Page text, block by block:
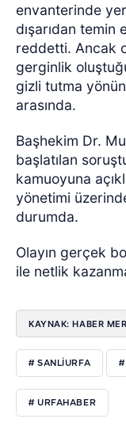
envanterinde yer
dışarıdan
reddetti. Ancak
gerginlik
gizli tutma
arasında.
Başhekim Dr.
başlatılan
kamuoyuna
yönetimi
durumda.
Olayın gerçek
ile netlik
KAYNAK: HABER
# SANLIURFA #
# URFAHABER